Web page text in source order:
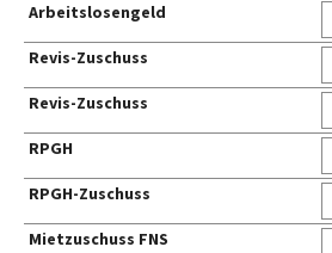
Arbeitslosengeld
Revis-Zuschuss
Revis-Zuschuss
RPGH
RPGH-Zuschuss
Mietzuschuss FNS